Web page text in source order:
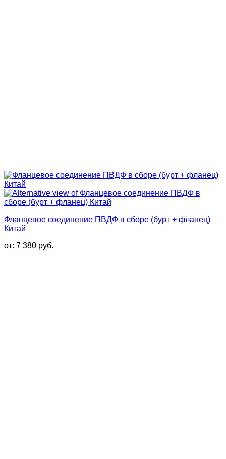
Фланцевое соединение ПВДФ в сборе (бурт + фланец)
Китай
от: 7 380 руб.